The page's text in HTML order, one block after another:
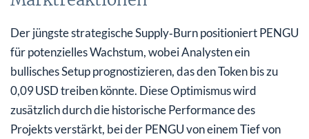
Der jüngste strategische Supply‑Burn positioniert PENGU
für potenzielles Wachstum, wobei Analysten ein
bullisches Setup prognostizieren, das den Token bis zu
0,09 USD treiben könnte. Diese Optimismus wird
zusätzlich durch die historische Performance des
Projekts verstärkt, bei der PENGU von einem Tief von